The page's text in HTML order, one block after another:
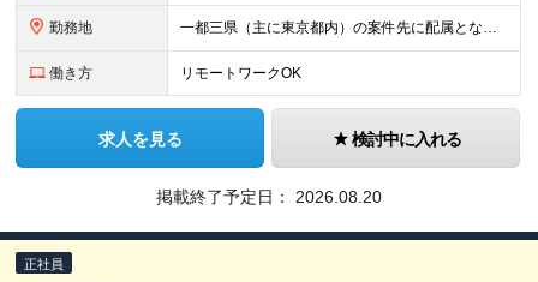
勤務地 一都三県（主に東京都内）の案件先に配属となります。 ■東京本社 東京都中央区銀座四丁目8番4号 三原ビルディング（7階） ※(変更の範囲)上記を除く当社関連勤務地
働き方 リモートワークOK
求人を見る 検討中に入れる
掲載終了予定日： 2026.08.20
正社員